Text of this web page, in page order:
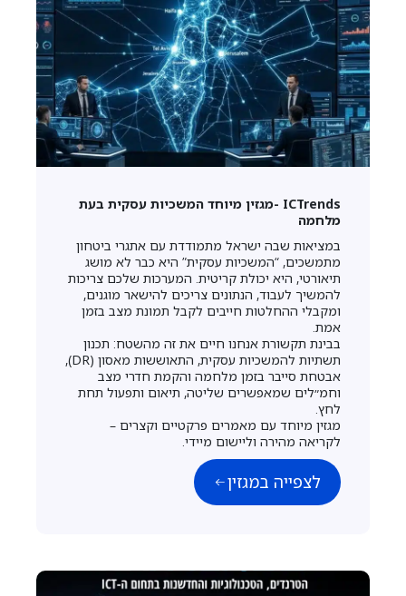
ICTrends -מגזין מיוחד המשכיות עסקית בעת
מלחמה
במציאות שבה ישראל מתמודדת עם אתגרי ביטחון
מתמשכים, “המשכיות עסקית” היא כבר לא מושג
תיאורטי, היא יכולת קריטית. המערכות שלכם צריכות
להמשיך לעבוד, הנתונים צריכים להישאר מוגנים,
ומקבלי ההחלטות חייבים לקבל תמונת מצב בזמן
אמת.
בבינת תקשורת אנחנו חיים את זה מהשטח: תכנון
תשתיות להמשכיות עסקית, התאוששות מאסון (DR),
אבטחת סייבר בזמן מלחמה והקמת חדרי מצב
וחמ״לים שמאפשרים שליטה, תיאום ותפעול תחת
לחץ.
מגזין מיוחד עם מאמרים פרקטיים וקצרים –
לקריאה מהירה וליישום מיידי.
לצפייה במגזין